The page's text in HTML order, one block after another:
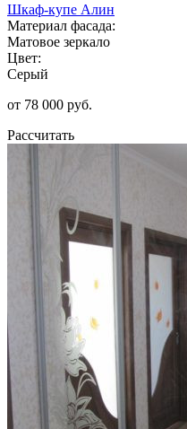
Шкаф-купе Алин
Материал фасада:
Матовое зеркало
Цвет:
Серый
от 78 000 руб.
Рассчитать